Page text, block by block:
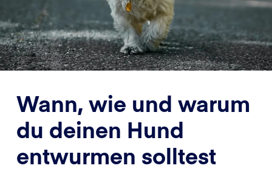
Wann, wie und warum
du deinen Hund
entwurmen solltest